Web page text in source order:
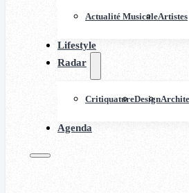
Actualité MusicaleArtistes
Lifestyle
Radar
CritiquatureDesign
Agenda